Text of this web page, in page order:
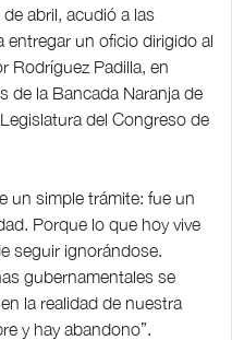
abril, acudió a las
entregar un oficio dirigido al
Rodríguez Padilla, en
de la Bancada Naranja de
del Congreso de
un simple trámite: fue un
Porque lo que hoy vive
seguir ignorándose.
gubernamentales se
la realidad de nuestra
y hay abandono”.